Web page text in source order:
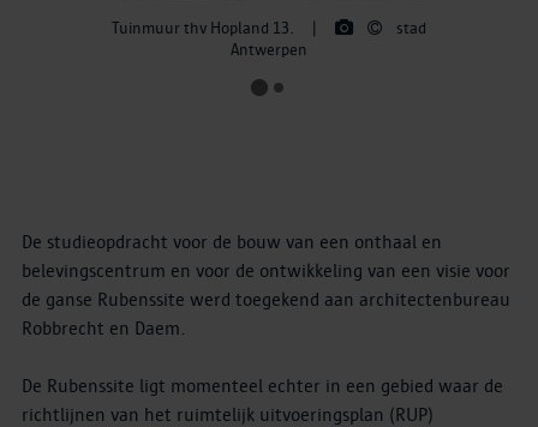
Tuinmuur thv Hopland 13.
stad
Antwerpen
De studieopdracht voor de bouw van een onthaal en
belevingscentrum en voor de ontwikkeling van een visie voor
de ganse Rubenssite werd toegekend aan architectenbureau
Robbrecht en Daem.
De Rubenssite ligt momenteel echter in een gebied waar de
richtlijnen van het ruimtelijk uitvoeringsplan (RUP)